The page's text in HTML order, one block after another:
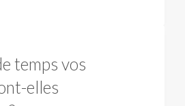
temps vos
elles